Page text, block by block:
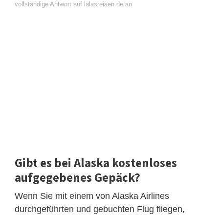
vollständige Antwort auf lalasreisen.de an
Gibt es bei Alaska kostenloses
aufgegebenes Gepäck?
Wenn Sie mit einem von Alaska Airlines
durchgeführten und gebuchten Flug fliegen,